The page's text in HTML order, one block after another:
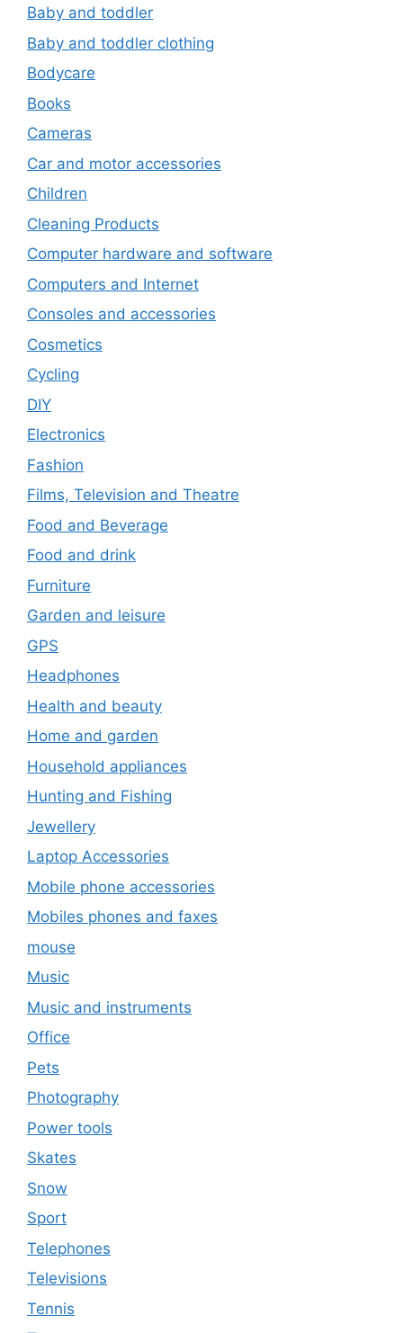
Baby and toddler
Baby and toddler clothing
Bodycare
Books
Cameras
Car and motor accessories
Children
Cleaning Products
Computer hardware and software
Computers and Internet
Consoles and accessories
Cosmetics
Cycling
DIY
Electronics
Fashion
Films, Television and Theatre
Food and Beverage
Food and drink
Furniture
Garden and leisure
GPS
Headphones
Health and beauty
Home and garden
Household appliances
Hunting and Fishing
Jewellery
Laptop Accessories
Mobile phone accessories
Mobiles phones and faxes
mouse
Music
Music and instruments
Office
Pets
Photography
Power tools
Skates
Snow
Sport
Telephones
Televisions
Tennis